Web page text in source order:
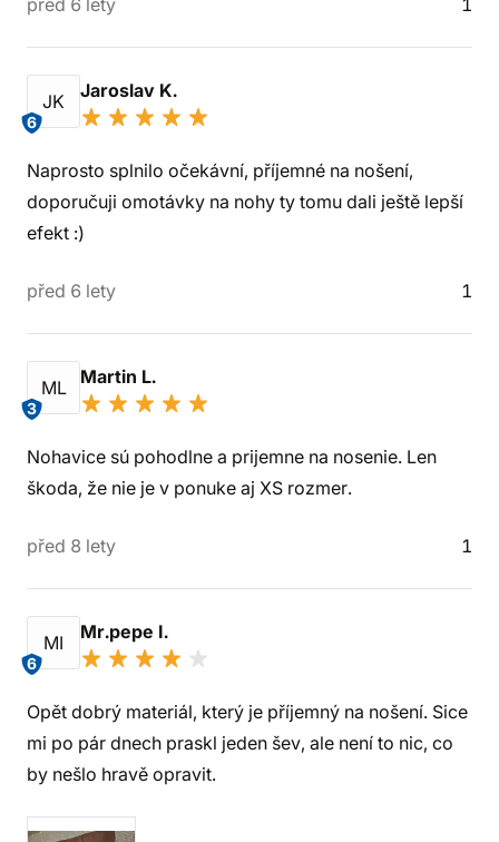
JK
6
Jaroslav K.
Naprosto splnilo očekávní, příjemné na nošení,
doporučuji omotávky na nohy ty tomu dali ještě lepší
efekt :)
před 6 lety 1
ML
3
Martin L.
Nohavice sú pohodlne a prijemne na nosenie. Len
škoda, že nie je v ponuke aj XS rozmer.
před 8 lety 1
MI
6
Mr.pepe I.
Opět dobrý materiál, který je příjemný na nošení. Sice
mi po pár dnech praskl jeden šev, ale není to nic, co
by nešlo hravě opravit.